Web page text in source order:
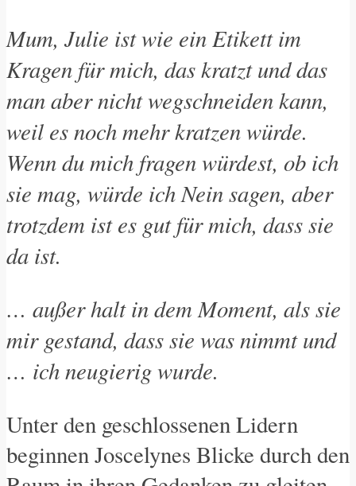
Mum, Julie ist wie ein Etikett im
Kragen für mich, das kratzt und das
man aber nicht wegschneiden kann,
weil es noch mehr kratzen würde.
Wenn du mich fragen würdest, ob ich
sie mag, würde ich Nein sagen, aber
trotzdem ist es gut für mich, dass sie
da ist.
… außer halt in dem Moment, als sie
mir gestand, dass sie was nimmt und
… ich neugierig wurde.
Unter den geschlossenen Lidern
beginnen Joscelynes Blicke durch den